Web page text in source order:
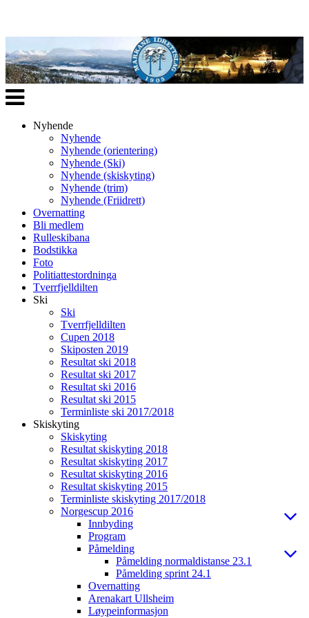
Veksle
navigasjon
Nyhende
Nyhende
Nyhende (orientering)
Nyhende (Ski)
Nyhende (skiskyting)
Nyhende (trim)
Nyhende (Friidrett)
Overnatting
Bli medlem
Rulleskibana
Bodstikka
Foto
Politiattestordninga
Tverrfjelldilten
Ski
Ski
Tverrfjelldilten
Cupen 2018
Skiposten 2019
Resultat ski 2018
Resultat ski 2017
Resultat ski 2016
Resultat ski 2015
Terminliste ski 2017/2018
Skiskyting
Skiskyting
Resultat skiskyting 2018
Resultat skiskyting 2017
Resultat skiskyting 2016
Resultat skiskyting 2015
Terminliste skiskyting 2017/2018
Norgescup 2016
Innbyding
Program
Påmelding
Påmelding normaldistanse 23.1
Påmelding sprint 24.1
Overnatting
Arenakart Ullsheim
Løypeinformasjon